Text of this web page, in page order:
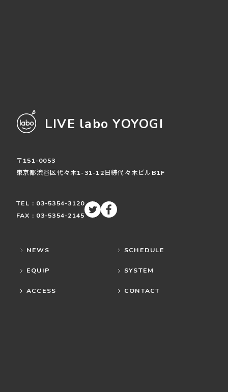
LIVE labo YOYOGI
〒151-0053
東京都渋谷区代々木1-31-12日綜代々木ビルB1F
TEL : 03-5354-3120
FAX : 03-5354-2145
NEWS SCHEDULE
EQUIP SYSTEM
ACCESS CONTACT